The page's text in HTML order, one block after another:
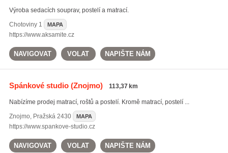
Výroba sedacích souprav, postelí a matrací.
Chotoviny1 MAPA
https://www.aksamite.cz
NAVIGOVAT VOLAT NAPIŠTE NÁM
Spánkové studio(Znojmo) 113,37 km
Nabízíme prodej matrací, roštů a postelí. Kromě matrací, postelí ...
Znojmo, Pražská 2430 MAPA
https://www.spankove-studio.cz
NAVIGOVAT VOLAT NAPIŠTE NÁM